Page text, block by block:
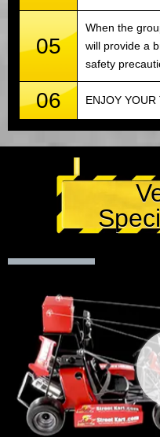
05
When the
will provide a
safety
06 ENJOY YOUR